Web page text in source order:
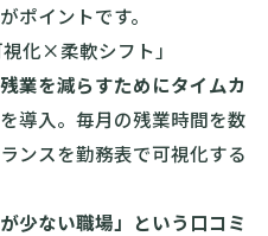
ポイントです。
化×柔軟シフト」
残業を減らすためにタイムカ
を導入。毎月の残業時間を数
ンスを勤務表で可視化する
が少ない職場」という口コミ